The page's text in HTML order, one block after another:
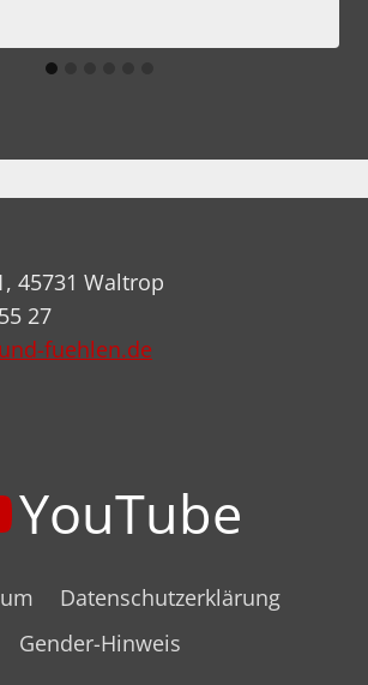
45731 Waltrop
27
fuehlen.de
YouTube
Datenschutzerklärung
Gender-Hinweis